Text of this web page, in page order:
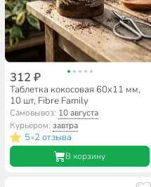
312 ₽
Таблетка кокосовая 60х11 мм,
10 шт, Fibre Family
Самовывоз: 10 августа
Курьером:завтра
5•2 отзыва
В корзину